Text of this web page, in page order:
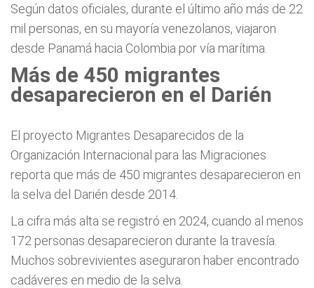
Según datos oficiales, durante el último año más de 22
mil personas, en su mayoría venezolanos, viajaron
desde Panamá hacia Colombia por vía marítima.
Más de 450 migrantes
desaparecieron en el Darién
El proyecto Migrantes Desaparecidos de la
Organización Internacional para las Migraciones
reporta que más de 450 migrantes desaparecieron en
la selva del Darién desde 2014.
La cifra más alta se registró en 2024, cuando al menos
172 personas desaparecieron durante la travesía.
Muchos sobrevivientes aseguraron haber encontrado
cadáveres en medio de la selva.